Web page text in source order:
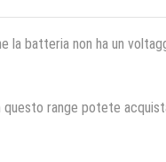
batteria non ha un
questo range potete